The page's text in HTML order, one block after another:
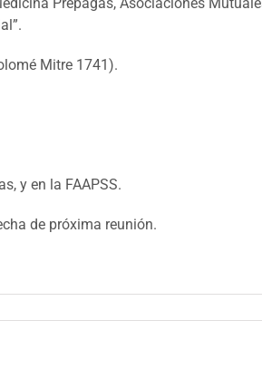
Mitre 1741).
y en la FAAPSS.
de próxima reunión.